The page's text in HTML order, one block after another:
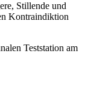
Stillende und
Kontraindiktion
Teststation am